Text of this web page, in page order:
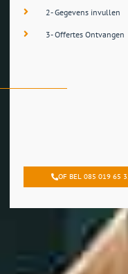
2- Gegevens invullen
3- Offertes Ontvangen
OF BEL 085 019 65